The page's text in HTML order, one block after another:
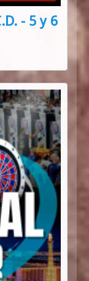
- 5 y 6